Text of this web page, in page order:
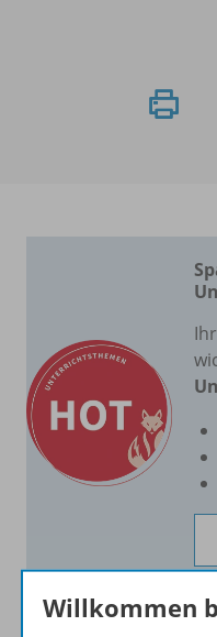
Willkommen